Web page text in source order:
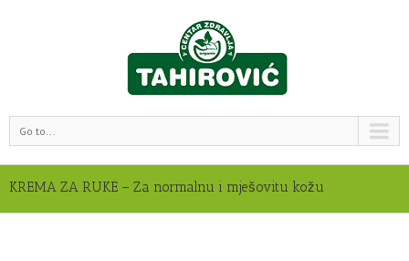
Go to...
KREMA ZA RUKE – Za normalnu i mješovitu kožu